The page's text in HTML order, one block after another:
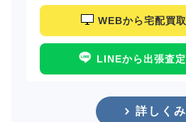
WEBから宅配買
LINEから出張査
詳しく